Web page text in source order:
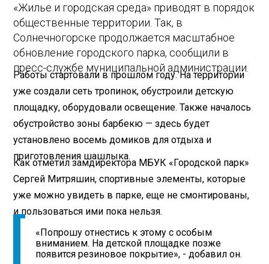
«Жилье и городская среда» приводят в порядок
общественные территории. Так, в
Солнечногорске продолжается масштабное
обновление городского парка, сообщили в
пресс-службе муниципальной администрации.
Работы стартовали в прошлом году. На территории
уже создали сеть тропинок, обустроили детскую
площадку, оборудовали освещение. Также началось
обустройство зоны барбекю — здесь будет
установлено восемь домиков для отдыха и
приготовления шашлыка.
Как отметил замдиректора МБУК «Городской парк»
Сергей Митряшин, спортивные элементы, которые
уже можно увидеть в парке, еще не смонтированы,
и пользоваться ими пока нельзя.
«Попрошу отнестись к этому с особым
вниманием. На детской площадке позже
появится резиновое покрытие», - добавил он.